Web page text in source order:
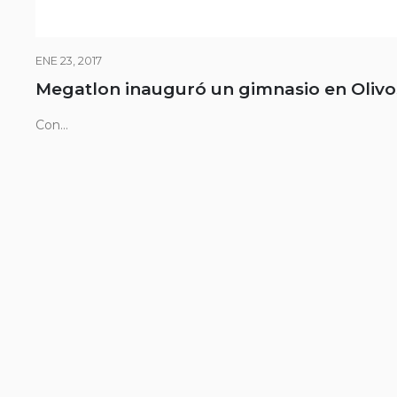
ENE 23, 2017
Megatlon inauguró un gimnasio en
Con...